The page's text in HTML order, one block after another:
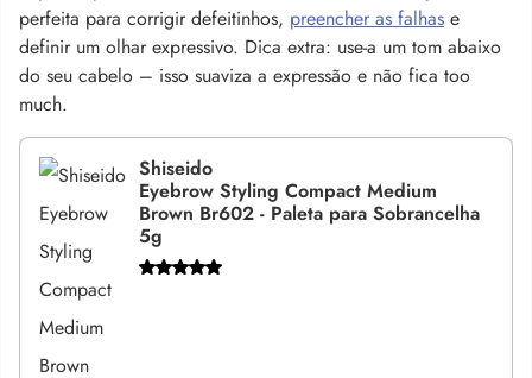
perfeita para corrigir defeitinhos, preencher as falhas e
definir um olhar expressivo. Dica extra: use-a um tom abaixo
do seu cabelo – isso suaviza a expressão e não fica too
much.
Shiseido
Eyebrow Styling Compact Medium
Brown Br602 - Paleta para Sobrancelha
5g